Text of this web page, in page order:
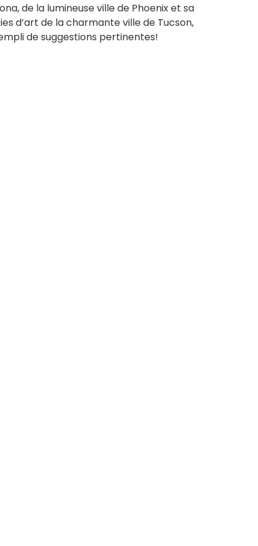
de la lumineuse ville de Phoenix et sa
d’art de la charmante ville de Tucson,
de suggestions pertinentes!